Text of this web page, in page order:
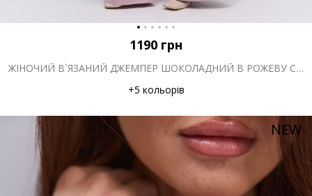
1190 грн
ЖІНОЧИЙ В`ЯЗАНИЙ ДЖЕМПЕР ШОКОЛАДНИЙ В РОЖЕВУ СМУЖКУ
+5 кольорів
NEW